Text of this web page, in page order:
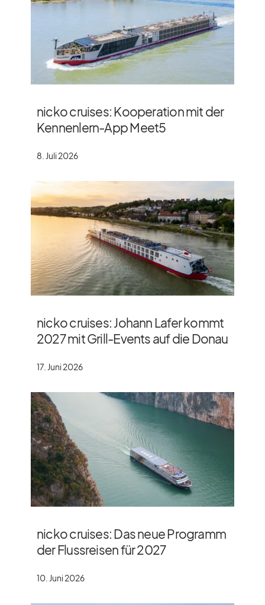
nicko cruises: Kooperation mit der
Kennenlern-App Meet5
8. Juli 2026
nicko cruises: Johann Lafer kommt
2027 mit Grill-Events auf die Donau
17. Juni 2026
nicko cruises: Das neue Programm
der Flussreisen für 2027
10. Juni 2026